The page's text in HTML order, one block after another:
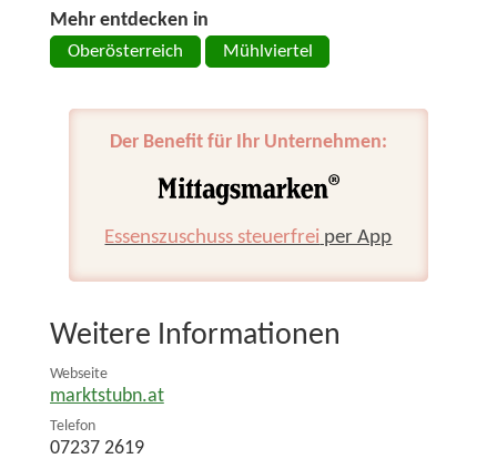
Mehr entdecken in
Oberösterreich Mühlviertel
Der Benefit für Ihr Unternehmen:
Essenszuschuss steuerfrei per App
Weitere Informationen
Webseite
marktstubn.at
Telefon
07237 2619